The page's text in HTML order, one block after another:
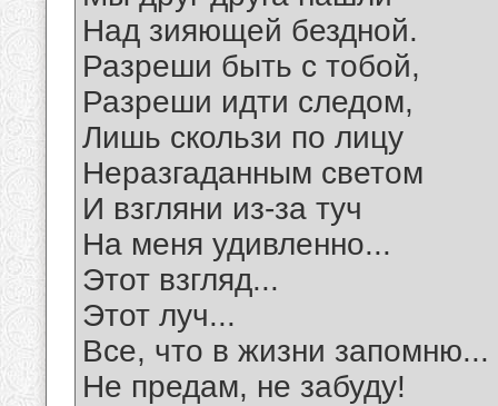
Над зияющей бездной.
Разреши быть с тобой,
Разреши идти следом,
Лишь скользи по лицу
Неразгаданным светом
И взгляни из-за туч
На меня удивленно...
Этот взгляд...
Этот луч...
Все, что в жизни запомню...
Не предам, не забуду!